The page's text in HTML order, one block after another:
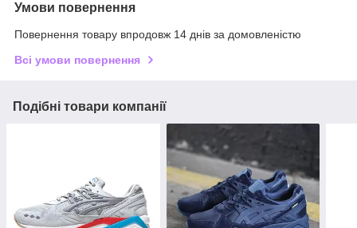
Умови повернення
Повернення товару впродовж 14 днів за домовленістю
Всі умови повернення
Подібні товари компанії